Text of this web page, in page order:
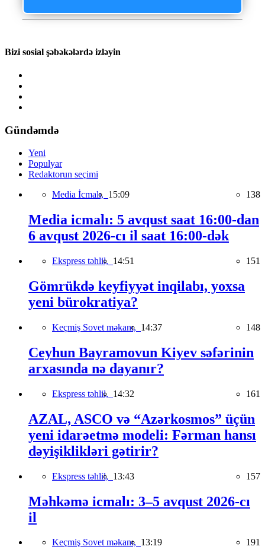
Bizi sosial şəbəkələrdə izləyin
Gündəmdə
Yeni
Populyar
Redaktorun seçimi
Media İcmalı, 15:09 138
Media icmalı: 5 avqust saat 16:00-dan
6 avqust 2026-cı il saat 16:00-dək
Ekspress təhlil, 14:51 151
Gömrükdə keyfiyyət inqilabı, yoxsa
yeni bürokratiya?
Keçmiş Sovet məkanı, 14:37 148
Ceyhun Bayramovun Kiyev səfərinin
arxasında nə dayanır?
Ekspress təhlil, 14:32 161
AZAL, ASCO və “Azərkosmos” üçün
yeni idarəetmə modeli: Fərman hansı
dəyişiklikləri gətirir?
Ekspress təhlil, 13:43 157
Məhkəmə icmalı: 3–5 avqust 2026-cı
il
Keçmiş Sovet məkanı, 13:19 191